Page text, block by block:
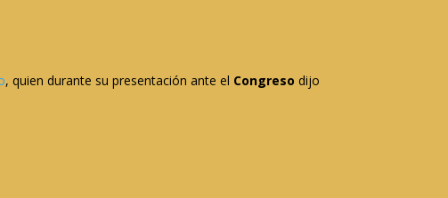
, quien durante su presentación ante el Congreso dijo